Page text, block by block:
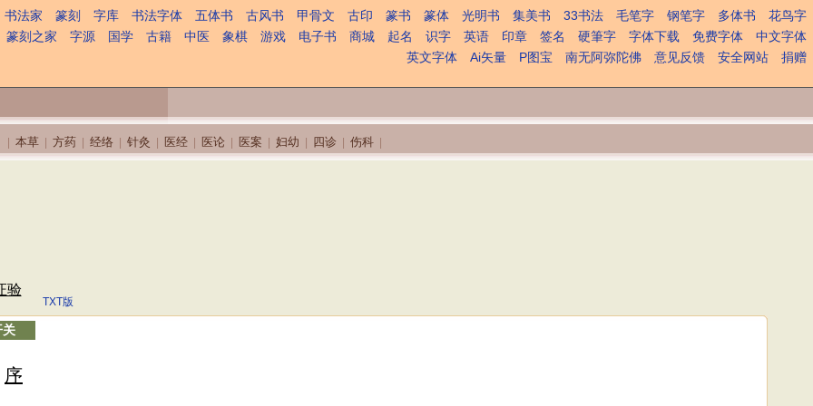
书法家 篆刻 字库 书法字体 五体书 古风书 甲骨文 古印 篆书 篆体 光明书 集美书 33书法 毛笔字 钢笔字 多体书
花鸟字
篆刻之家
字源 国学 古籍 中医 象棋 游戏 电子书 商城 起名 识字 英语 印章 签名 硬筆字 字体下载 免费字体
中文字体
英文字体
Ai矢量 P图宝 南无阿弥陀佛 意见反馈 安全网站 捐赠
本草 方药 经络 针灸 医经 医论 医案 妇幼 四诊 伤科
验
TXT版